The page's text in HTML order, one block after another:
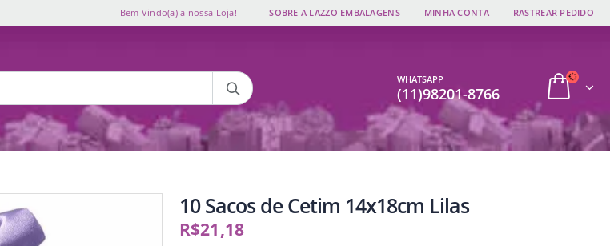
Bem Vindo(a) a nossa Loja! SOBRE A LAZZO EMBALAGENS MINHA CONTA RASTREAR PEDIDO
WHATSAPP
(11)98201-8766
10 Sacos de Cetim 14x18cm Lilas
R$21,18